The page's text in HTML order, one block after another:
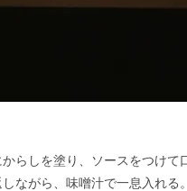
らしを塗り、ソースをつけて
ながら、味噌汁で一息入れる